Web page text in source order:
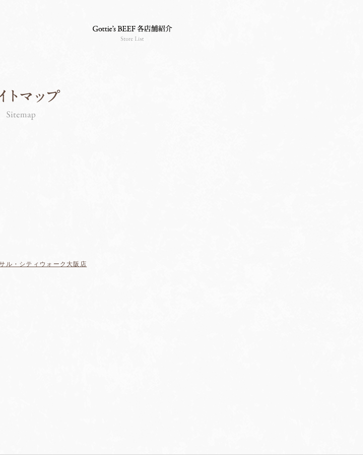
ル・シティウォーク大阪店